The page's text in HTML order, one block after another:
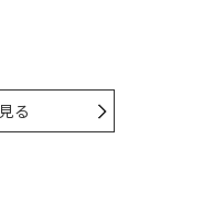
る